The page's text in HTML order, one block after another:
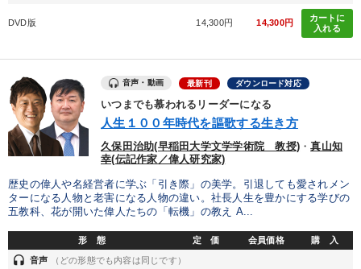
業種
製造業 卸売・小売・飲食業 建設・不動産業
DVD版 14,300円 14,300円
カートに
入れる
音声・動画 最新刊 ダウンロード対応
いつまでも慕われるリーダーになる
人生１００年時代を謳歌する生き方
久保田治助(早稲田大学文学学術院 教授) ・真山知
幸(伝記作家／偉人研究家)
歴史の偉人や名経営者に学ぶ「引き際」の美学。引退しても愛されメン
ターになる人物と老害になる人物の違い。社長人生を豊かにする学びの
五教科、花が開いた偉人たちの「転機」の教え A...
形 態 定 価 会員価格 購 入
headset 音声 （どの形態でも内容は同じです）